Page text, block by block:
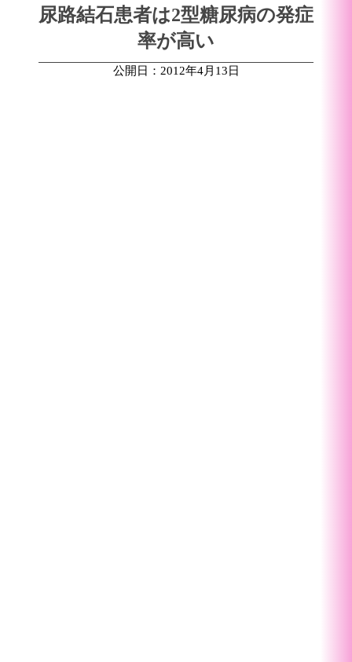
尿路結石患者は2型糖尿病の発症
率が高い
公開日：2012年4月13日